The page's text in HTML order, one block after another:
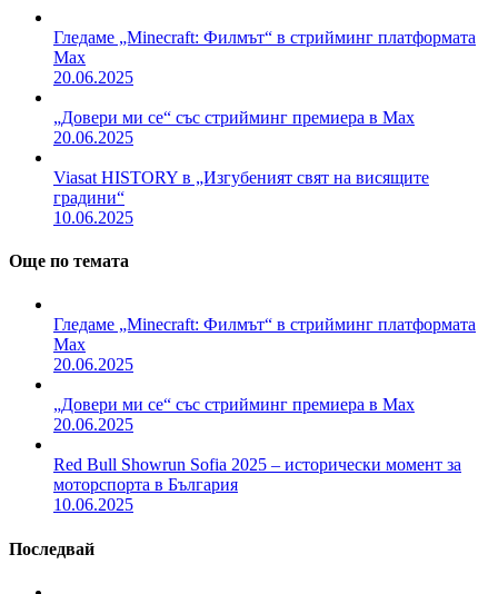
Гледаме „Minecraft: Филмът“ в стрийминг платформата
Max
20.06.2025
„Довери ми се“ със стрийминг премиера в Max
20.06.2025
Viasat HISTORY в „Изгубеният свят на висящите
градини“
10.06.2025
Още по темата
Гледаме „Minecraft: Филмът“ в стрийминг платформата
Max
20.06.2025
„Довери ми се“ със стрийминг премиера в Max
20.06.2025
Red Bull Showrun Sofia 2025 – исторически момент за
моторспорта в България
10.06.2025
Последвай